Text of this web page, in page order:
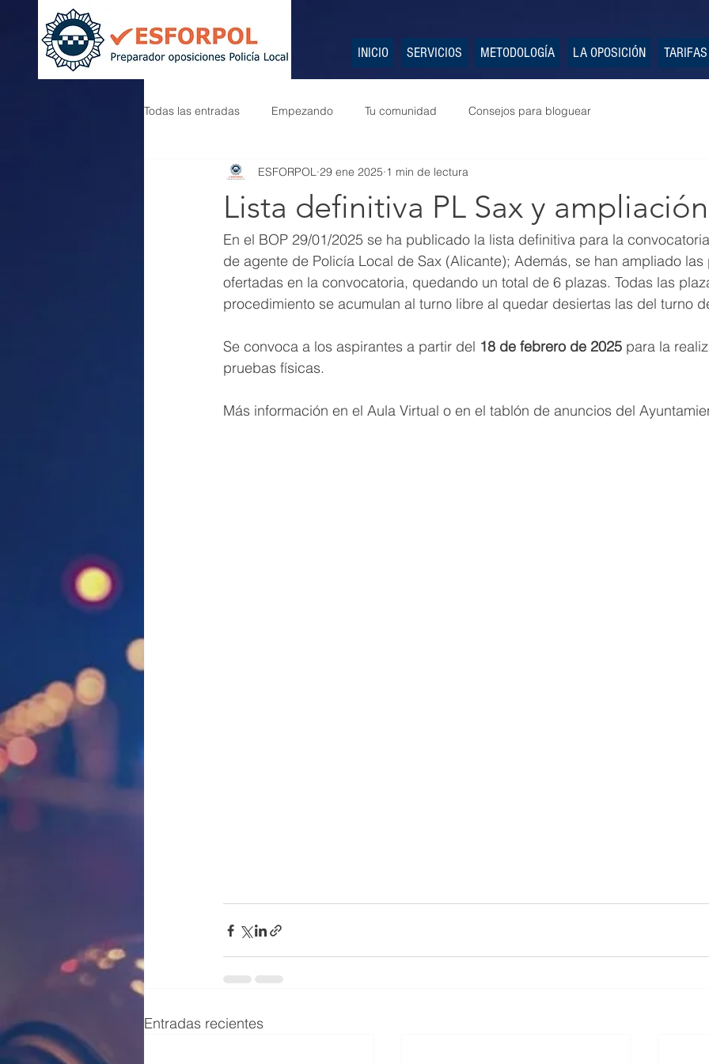
INICIO SERVICIOS METODOLOGÍA LA OPOSICIÓN TARIFAS
Todas las entradas Empezando Tu comunidad Consejos para bloguear
Lista definitiva PL Sax y
ESFORPOL 29 ene 2025 1 min de lectura
En el BOP 29/01/2025 se ha publicado la lista definitiva para la
de agente de Policía Local de Sax (Alicante); Además, se han ampliado
ofertadas en la convocatoria, quedando un total de 6 plazas. Todas las
procedimiento se acumulan al turno libre al quedar desiertas las del turno
Se convoca a los aspirantes a partir del 18 de febrero de 2025 para la
pruebas físicas.
Más información en el Aula Virtual o en el tablón de anuncios del
Entradas recientes